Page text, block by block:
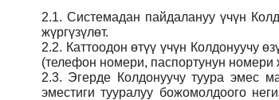
2.1. Системадан пайдалануу үчүн
жүргүзүлөт.
2.2. Каттоодон өтүү үчүн Колдонуучу
(телефон номери, паспортунун номери
2.3. Эгерде Колдонуучу туура эмес
эместиги тууралуу божомолдоого